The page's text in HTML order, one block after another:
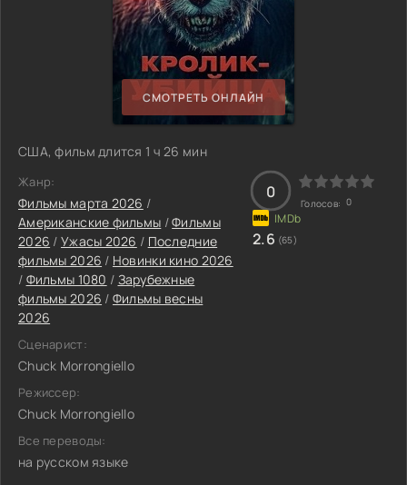
СМОТРЕТЬ ОНЛАЙН
США, фильм длится 1 ч 26 мин
Жанр:
Фильмы марта 2026 /
Американские фильмы /Фильмы
2026 / Ужасы 2026 / Последние
фильмы 2026 / Новинки кино 2026
/ Фильмы 1080 / Зарубежные
фильмы 2026 / Фильмы весны
2026
Сценарист:
Chuck Morrongiello
Режиссер:
Chuck Morrongiello
Все переводы:
на русском языке
0
Голосов: 0
2.6 (65)